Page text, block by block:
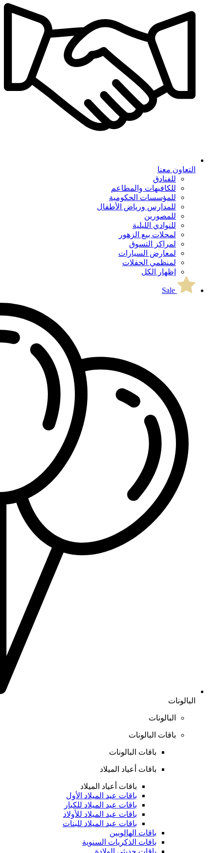
التعاون معنا
للفنادق
للكافيهات والمطاعم
للمؤسسات الحكومية
للمدارس ورياض الأطفال
للمصورين
للنوادي الليلية
لمحلات بيع الزهور
لمراكز التسوق
لمعارض السيارات
لمنظمي الحفلات
إظهار الكل
البالونات
البالونات
باقات البالونات
باقات البالونات
باقات أعياد الميلاد
باقات أعياد الميلاد
باقات عيد الميلاد الأول
باقات عيد الميلاد للكبار
باقات عيد الميلاد للأولاد
باقات عيد الميلاد للبنات
باقات الهالويين
باقات الذكريات السنوية
باقات حديثي الولادة